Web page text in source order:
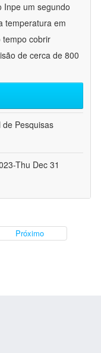
Inpe um segundo
temperatura em
tempo cobrir
de cerca de 800
de Pesquisas
Thu Dec 31
Próximo